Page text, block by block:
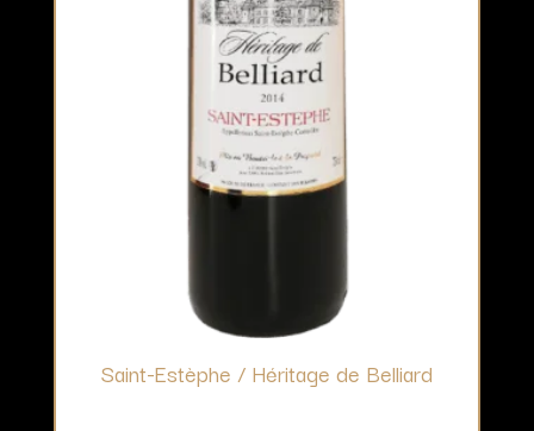
Saint-Estèphe / Héritage de Belliard